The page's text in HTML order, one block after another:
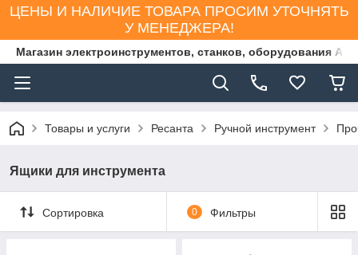
ЦЕНЫ И НАЛИЧИЕ ТОВАРА ПРОСИМ УТОЧНЯТЬ
У МЕНЕДЖЕРА!
Магазин электроинструментов, станков, оборудования
Товары и услуги Ресанта Ручной инструмент
Ящики для инструмента
Сортировка 0 Фильтры